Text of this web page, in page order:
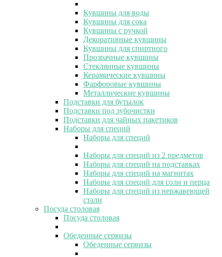
Кувшины для воды
Кувшины для сока
Кувшины с ручкой
Декоративные кувшины
Кувшины для спиртного
Прозрачные кувшины
Стеклянные кувшины
Керамические кувшины
Фарфоровые кувшины
Металлические кувшины
Подставки для бутылок
Подставки под зубочистки
Подставки для чайных пакетиков
Наборы для специй
Наборы для специй
Наборы для специй из 2 предметов
Наборы для специй на подставках
Наборы для специй на магнитах
Наборы для специй для соли и перца
Наборы для специй из нержавеющей
стали
Посуда столовая
Посуда столовая
Обеденные сервизы
Обеденные сервизы